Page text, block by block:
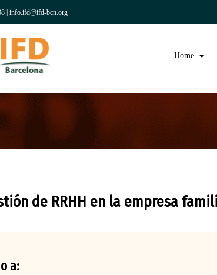
|info.ifd@ifd-bcn.org
Home
de RRHH en la empresa
a: